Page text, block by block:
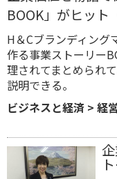
BOOK」がヒット
H＆Cブランディング
作る事業ストーリー
理されてまとめられ
説明できる。
ビジネスと経済 > 経